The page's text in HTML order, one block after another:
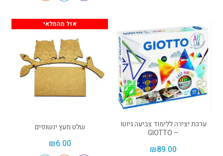
ערכת יצירה ללימוד צביעה גיוטו
– GIOTTO
₪89.00
אזל מהמלאי
שלט מעץ ינשופים
₪6.00